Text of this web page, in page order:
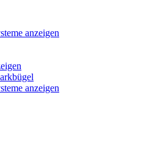
anzeigen
anzeigen